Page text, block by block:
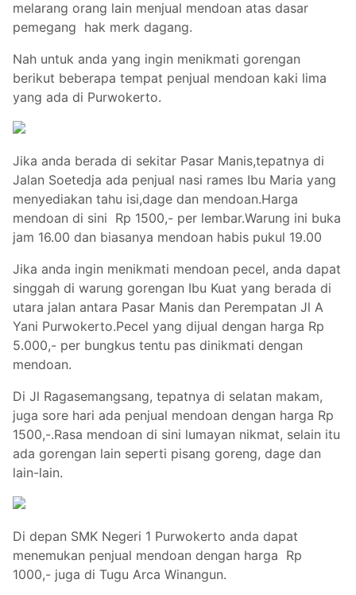
melarang orang lain menjual mendoan atas dasar
pemegang hak merk dagang.
Nah untuk anda yang ingin menikmati gorengan
berikut beberapa tempat penjual mendoan kaki lima
yang ada di Purwokerto.
Jika anda berada di sekitar Pasar Manis,tepatnya di
Jalan Soetedja ada penjual nasi rames Ibu Maria yang
menyediakan tahu isi,dage dan mendoan.Harga
mendoan di sini Rp 1500,- per lembar.Warung ini buka
jam 16.00 dan biasanya mendoan habis pukul 19.00
Jika anda ingin menikmati mendoan pecel, anda dapat
singgah di warung gorengan Ibu Kuat yang berada di
utara jalan antara Pasar Manis dan Perempatan Jl A
Yani Purwokerto.Pecel yang dijual dengan harga Rp
5.000,- per bungkus tentu pas dinikmati dengan
mendoan.
Di Jl Ragasemangsang, tepatnya di selatan makam,
juga sore hari ada penjual mendoan dengan harga Rp
1500,-.Rasa mendoan di sini lumayan nikmat, selain itu
ada gorengan lain seperti pisang goreng, dage dan
lain-lain.
Di depan SMK Negeri 1 Purwokerto anda dapat
menemukan penjual mendoan dengan harga Rp
1000,- juga di Tugu Arca Winangun.